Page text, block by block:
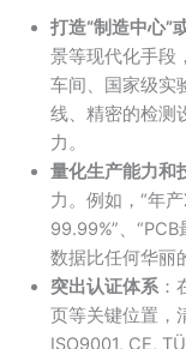
打造“制造中心”
景等现代化手段
车间、国家级实
线、精密的检测
力。
量化生产能力和
力。例如，“年
99.99%”、
数据比任何华丽
突出认证体系
页等关键位置，